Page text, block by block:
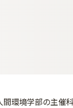
環境学部の主催